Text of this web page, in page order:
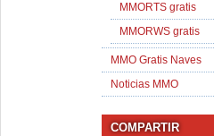
MMORTS gratis
MMORWS gratis
MMO Gratis Naves
Noticias MMO
COMPARTIR